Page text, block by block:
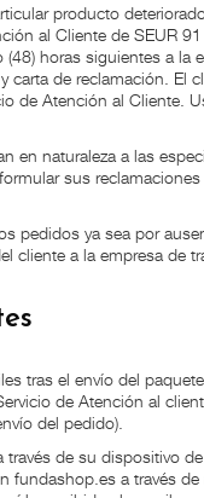
producto
al Cliente de SEUR
horas siguientes a la
carta de reclamación. El
de Atención al Cliente.
en naturaleza a las
sus
pedidos ya sea por
cliente a la empresa de
tras el envío del
de Atención al
del pedido).
de su dispositivo
fundashop.es a través